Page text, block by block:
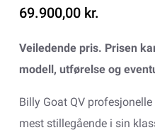
69.900,00kr.
Veiledende pris. Prisen
modell, utførelse og
Billy Goat QV
mest stillegående i sin